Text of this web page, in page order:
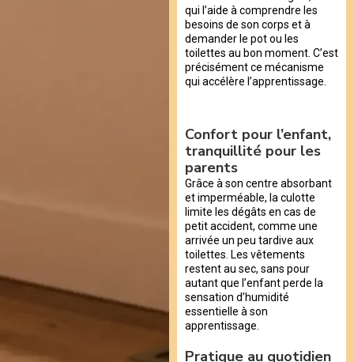
qui l’aide à comprendre les
besoins de son corps et à
demander le pot ou les
toilettes au bon moment. C’est
précisément ce mécanisme
qui accélère l’apprentissage.
Confort pour l’enfant,
tranquillité pour les
parents
Grâce à son centre absorbant
et imperméable, la culotte
limite les dégâts en cas de
petit accident, comme une
arrivée un peu tardive aux
toilettes. Les vêtements
restent au sec, sans pour
autant que l’enfant perde la
sensation d’humidité
essentielle à son
apprentissage.
Pratique au quotidien